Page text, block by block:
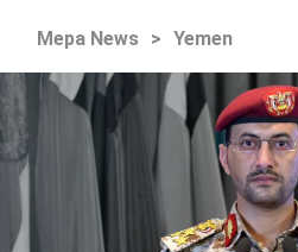
Mepa News > Yemen